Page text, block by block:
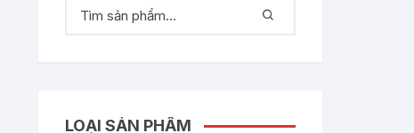
LOẠI SẢN PHẨM